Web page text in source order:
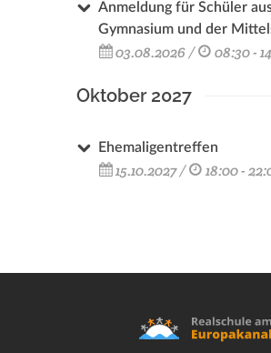
Anmeldung für Schüler
Gymnasium und der
03.08.2026 / 08:30 -
Oktober 2027
Ehemaligentreffen
15.10.2027 / 18:00 -